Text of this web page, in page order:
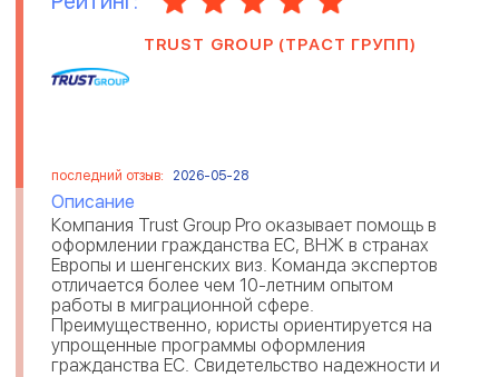
TRUST GROUP (ТРАСТ ГРУПП)
последний отзыв: 2026-05-28
Описание
Компания Trust Group Pro оказывает помощь в
оформлении гражданства ЕС, ВНЖ в странах
Европы и шенгенских виз. Команда экспертов
отличается более чем 10-летним опытом
работы в миграционной сфере.
Преимущественно, юристы ориентируется на
упрощенные программы оформления
гражданства ЕС. Свидетельство надежности и